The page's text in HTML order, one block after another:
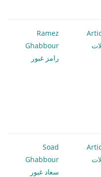
Ramez
Ghabbour
رامز غبور
Soad
Ghabbour
سعاد غبور